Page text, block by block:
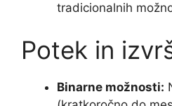
tradicionalnih
Potek in
Binarne možnosti: